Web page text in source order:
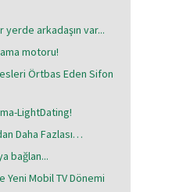
yerde arkadaşın var...
motoru!
Örtbas Eden Sifon
LightDating!
Daha Fazlası…
bağlan...
Yeni Mobil TV Dönemi